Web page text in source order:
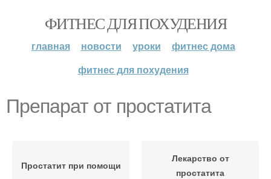
ФИТНЕС ДЛЯ ПОХУДЕНИЯ
главная новости уроки
фитнес дома
фитнес для похудения
Препарат от простатита
Простатит при помощи
Лекарство от
простатита